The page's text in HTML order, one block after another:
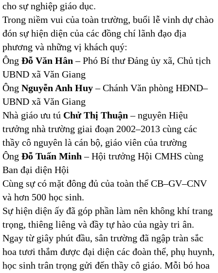
cho sự nghiệp giáo dục.
Trong niềm vui của toàn trường, buổi lễ vinh dự chào
đón sự hiện diện của các đồng chí lãnh đạo địa
phương và những vị khách quý:
Ông Đỗ Văn Hân – Phó Bí thư Đảng ủy xã, Chủ tịch
UBND xã Văn Giang
Ông Nguyễn Anh Huy– Chánh Văn phòng HĐND–
UBND xã Văn Giang
Nhà giáo ưu tú Chử Thị Thuận – nguyên Hiệu
trưởng nhà trường giai đoạn 2002–2013 cùng các
thầy cô nguyên là cán bộ, giáo viên của trường
Ông Đỗ Tuấn Minh – Hội trưởng Hội CMHS cùng
Ban đại diện Hội
Cùng sự có mặt đông đủ của toàn thể CB–GV–CNV
và hơn 500 học sinh.
Sự hiện diện ấy đã góp phần làm nên không khí trang
trọng, thiêng liêng và đầy tự hào của ngày tri ân.
Ngay từ giây phút đầu, sân trường đã ngập tràn sắc
hoa tươi thắm được đại diện các đoàn thể, phụ huynh,
học sinh trân trọng gửi đến thầy cô giáo. Mỗi bó hoa